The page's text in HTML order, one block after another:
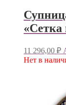
«Сетка
11 296,00 ₽
Нет в